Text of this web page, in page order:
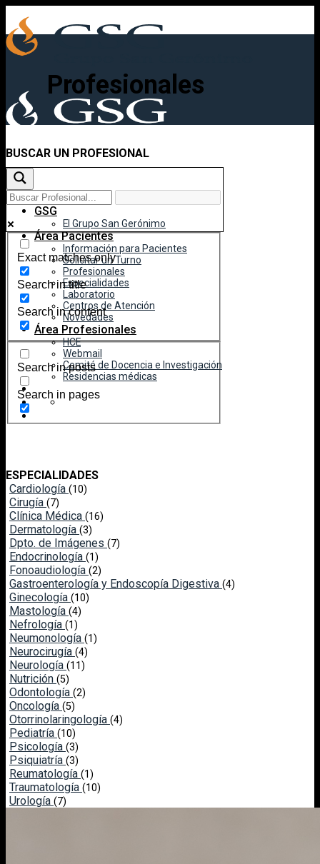
content
Inicio
GSG
El Grupo San Gerónimo
Área Pacientes
Información para Pacientes
Solicitar un Turno
Profesionales
Especialidades
Laboratorio
Centros de Atención
Novedades
Área Profesionales
HCE
Webmail
Comité de Docencia e Investigación
Residencias médicas
Profesionales
BUSCAR UN PROFESIONAL
Exact matches only
Search in title
Search in content
Search in posts
Search in pages
ESPECIALIDADES
Cardiología (10)
Cirugía (7)
Clínica Médica (16)
Dermatología (3)
Dpto. de Imágenes (7)
Endocrinología (1)
Fonoaudiología (2)
Gastroenterología y Endoscopía Digestiva (4)
Ginecología (10)
Mastología (4)
Nefrología (1)
Neumonología (1)
Neurocirugía (4)
Neurología (11)
Nutrición (5)
Odontología (2)
Oncología (5)
Otorrinolaringología (4)
Pediatría (10)
Psicología (3)
Psiquiatría (3)
Reumatología (1)
Traumatología (10)
Urología (7)